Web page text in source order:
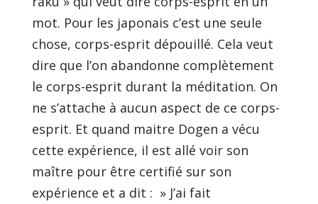
mot. Pour les japonais c’est une seule
chose, corps-esprit dépouillé. Cela veut
dire que l’on abandonne complètement
le corps-esprit durant la méditation. On
ne s’attache à aucun aspect de ce corps-
esprit. Et quand maitre Dogen a vécu
cette expérience, il est allé voir son
maître pour être certifié sur son
expérience et a dit : » J’ai fait